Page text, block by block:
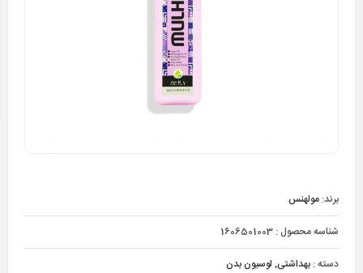
برند: مولهنس
شناسه محصول : 1606501003
دسته : بهداشتی, لوسیون بدن